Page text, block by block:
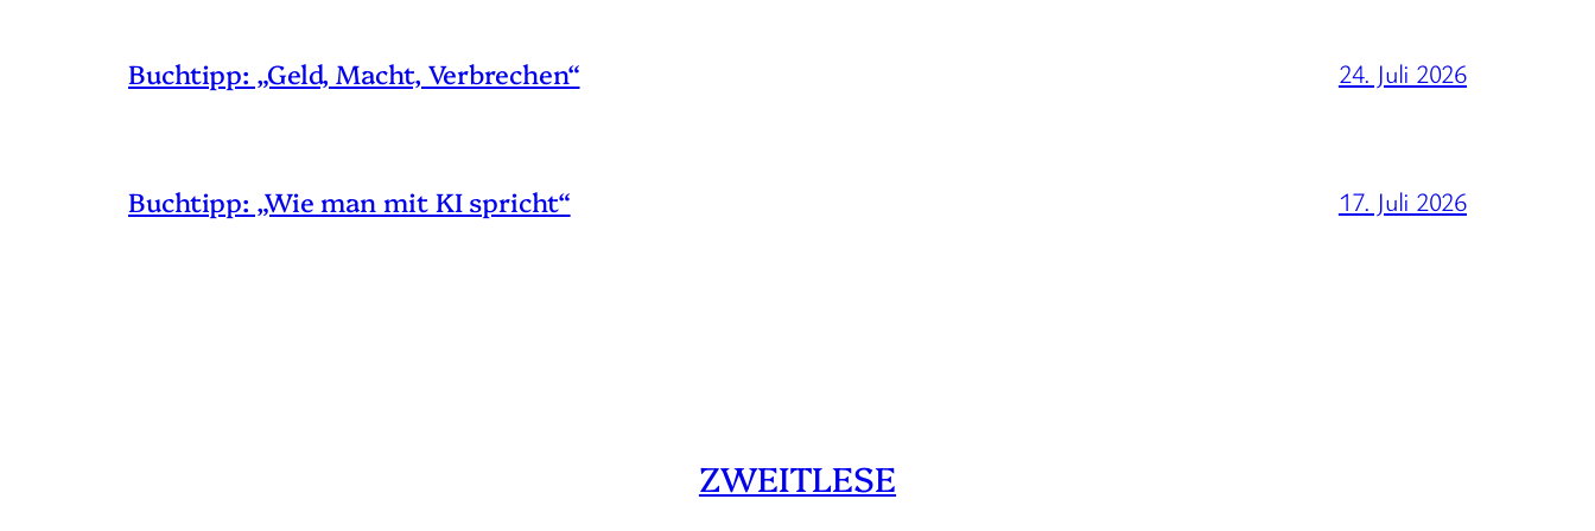
Buchtipp: „Geld, Macht, Verbrechen“ 24. Juli 2026
Buchtipp: „Wie man mit KI spricht“ 17. Juli 2026
ZWEITLESE